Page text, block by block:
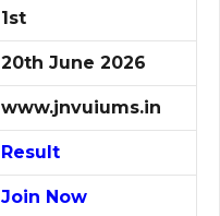
1st
20th June 2026
www.jnvuiums.in
Result
Join Now